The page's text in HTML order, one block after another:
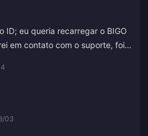
ID; eu queria recarregar o BIGO
em contato com o suporte, foi
desta vez ao ZY.
03